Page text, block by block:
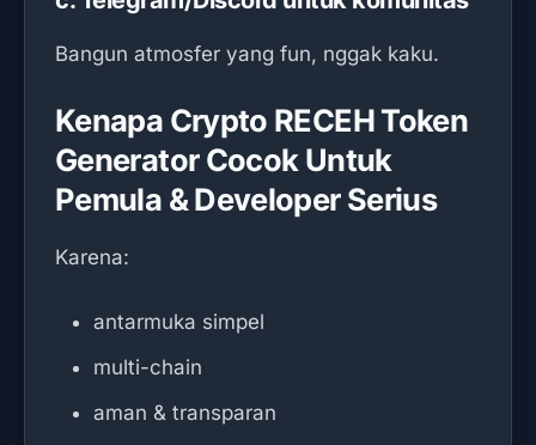
Bangun atmosfer yang fun, nggak kaku.
Kenapa Crypto RECEH Token
Generator Cocok Untuk
Pemula & Developer Serius
Karena:
antarmuka simpel
multi-chain
aman & transparan